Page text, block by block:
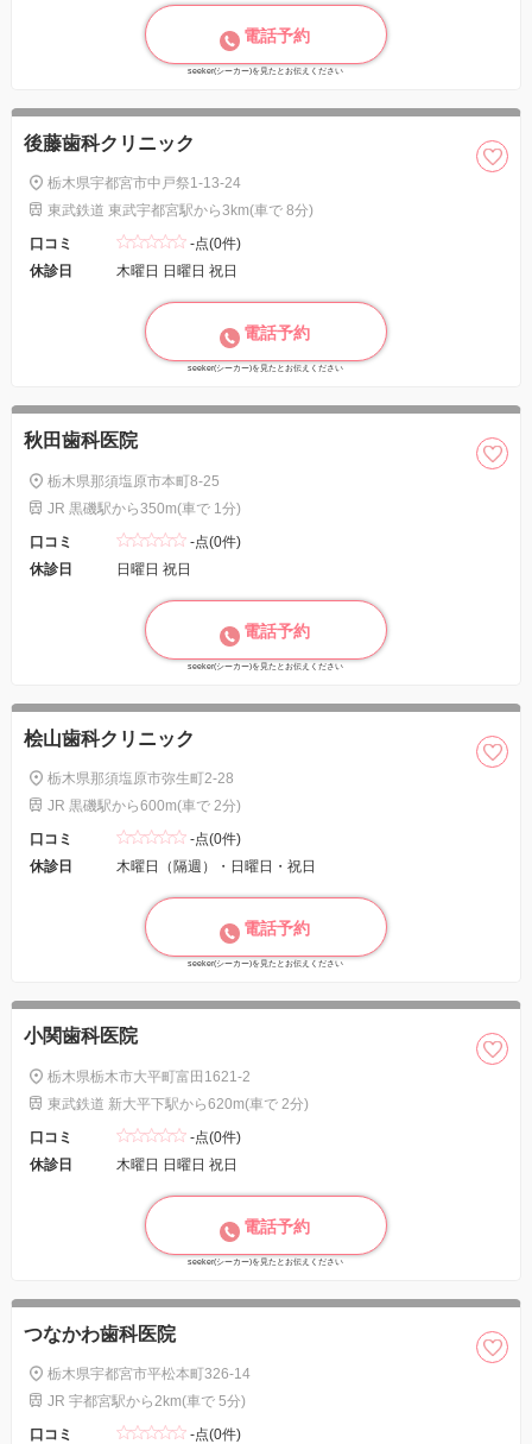
電話予約
seeker(シーカー)を見たとお伝えください
後藤歯科クリニック
栃木県宇都宮市中戸祭1-13-24
東武鉄道 東武宇都宮駅から3km(車で 8分)
口コミ
-点(0件)
休診日
木曜日 日曜日 祝日
電話予約
seeker(シーカー)を見たとお伝えください
秋田歯科医院
栃木県那須塩原市本町8-25
JR 黒磯駅から350m(車で 1分)
口コミ
-点(0件)
休診日
日曜日 祝日
電話予約
seeker(シーカー)を見たとお伝えください
桧山歯科クリニック
栃木県那須塩原市弥生町2-28
JR 黒磯駅から600m(車で 2分)
口コミ
-点(0件)
休診日
木曜日（隔週）・日曜日・祝日
電話予約
seeker(シーカー)を見たとお伝えください
小関歯科医院
栃木県栃木市大平町富田1621-2
東武鉄道 新大平下駅から620m(車で 2分)
口コミ
-点(0件)
休診日
木曜日 日曜日 祝日
電話予約
seeker(シーカー)を見たとお伝えください
つなかわ歯科医院
栃木県宇都宮市平松本町326-14
JR 宇都宮駅から2km(車で 5分)
口コミ
-点(0件)